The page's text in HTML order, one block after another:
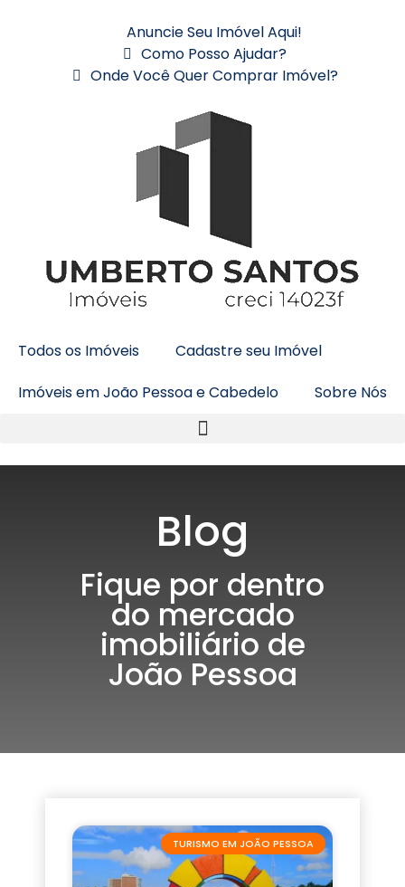
Anuncie Seu Imóvel Aqui!
Como Posso Ajudar?
Onde Você Quer Comprar Imóvel?
Todos os Imóveis
Cadastre seu Imóvel
Imóveis em João Pessoa e Cabedelo
Sobre Nós
Blog
Fique por dentro
do mercado
imobiliário de
João Pessoa
TURISMO EM JOÃO PESSOA